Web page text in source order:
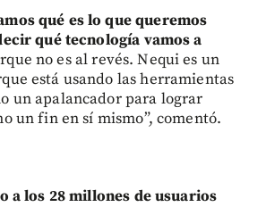
qué es lo que queremos
qué tecnología vamos a
no es al revés. Nequi es un
está usando las herramientas
un apalancador para lograr
un fin en sí mismo”, comentó.
a los 28 millones de usuarios